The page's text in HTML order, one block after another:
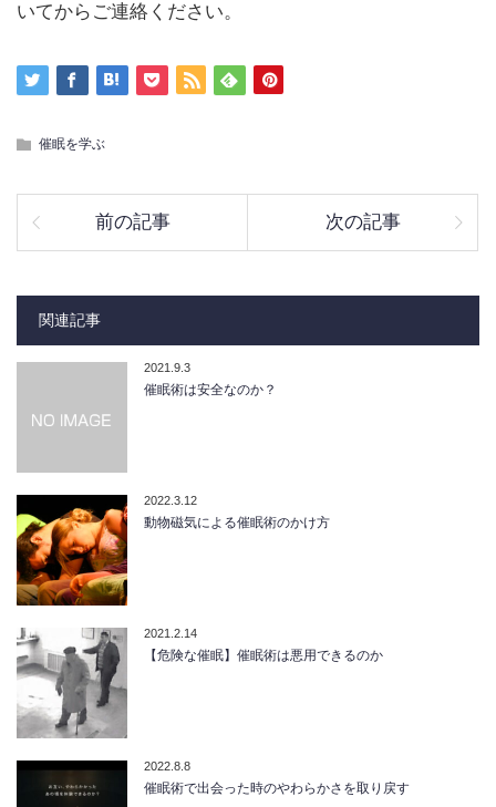
いてからご連絡ください。
催眠を学ぶ
前の記事 次の記事
関連記事
2021.9.3
催眠術は安全なのか？
2022.3.12
動物磁気による催眠術のかけ方
2021.2.14
【危険な催眠】催眠術は悪用できるのか
2022.8.8
催眠術で出会った時のやわらかさを取り戻す